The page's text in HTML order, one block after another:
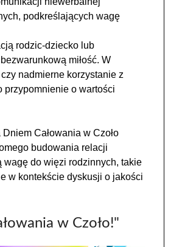
podkreślających wagę
rodzic-dziecko lub
miłość. W
nadmierne korzystanie z
przypomnienie o wartości
Całowania w Czoło
budowania relacji
do więzi rodzinnych, takie
w kontekście dyskusji o jakości
w Czoło!"